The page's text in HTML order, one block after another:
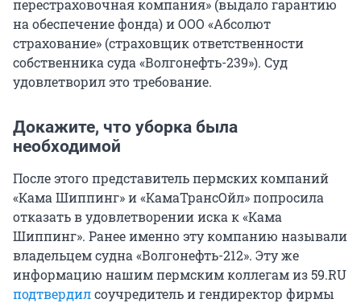
перестраховочная компания» (выдало гарантию
на обеспечение фонда) и ООО «Абсолют
страхование» (страховщик ответственности
собственника суда «Волгонефть-239»). Суд
удовлетворил это требование.
Докажите, что уборка была
необходимой
После этого представитель пермских компаний
«Кама Шиппинг» и «КамаТрансОйл» попросила
отказать в удовлетворении иска к «Кама
Шиппинг». Ранее именно эту компанию называли
владельцем судна «Волгонефть-212». Эту же
информацию нашим пермским коллегам из 59.RU
подтвердилсоучредитель и гендиректор фирмы